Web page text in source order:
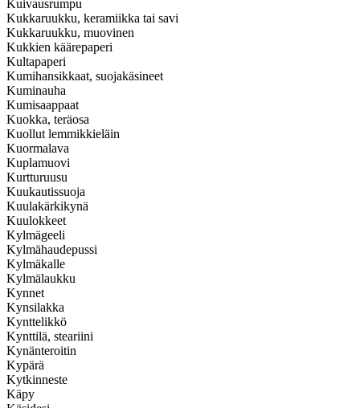
Kuivausrumpu
Kukkaruukku, keramiikka tai savi
Kukkaruukku, muovinen
Kukkien käärepaperi
Kultapaperi
Kumihansikkaat, suojakäsineet
Kuminauha
Kumisaappaat
Kuokka, teräosa
Kuollut lemmikkieläin
Kuormalava
Kuplamuovi
Kurtturuusu
Kuukautissuoja
Kuulakärkikynä
Kuulokkeet
Kylmägeeli
Kylmähaudepussi
Kylmäkalle
Kylmälaukku
Kynnet
Kynsilakka
Kynttelikkö
Kynttilä, steariini
Kynänteroitin
Kypärä
Kytkinneste
Käpy